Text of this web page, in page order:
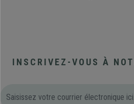
INSCRIVEZ-VOUS À